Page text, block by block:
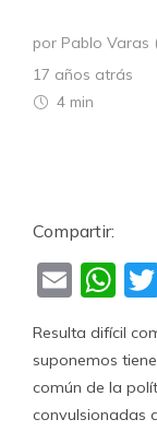
por Pablo Varas
17 años atrás
4 min
Compartir:
Email
Resulta difícil
suponemos
común de la
convulsionadas